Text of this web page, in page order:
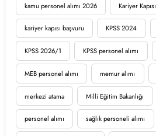
kamu personel alımı 2026 Kariyer Kapısı
kariyer kapısı başvuru KPSS 2024
KPSS 2026/1 KPSS personel alımı
MEB personel alımı memur alımı
merkezi atama Milli Eğitim Bakanlığı
personel alımı sağlık personeli alımı